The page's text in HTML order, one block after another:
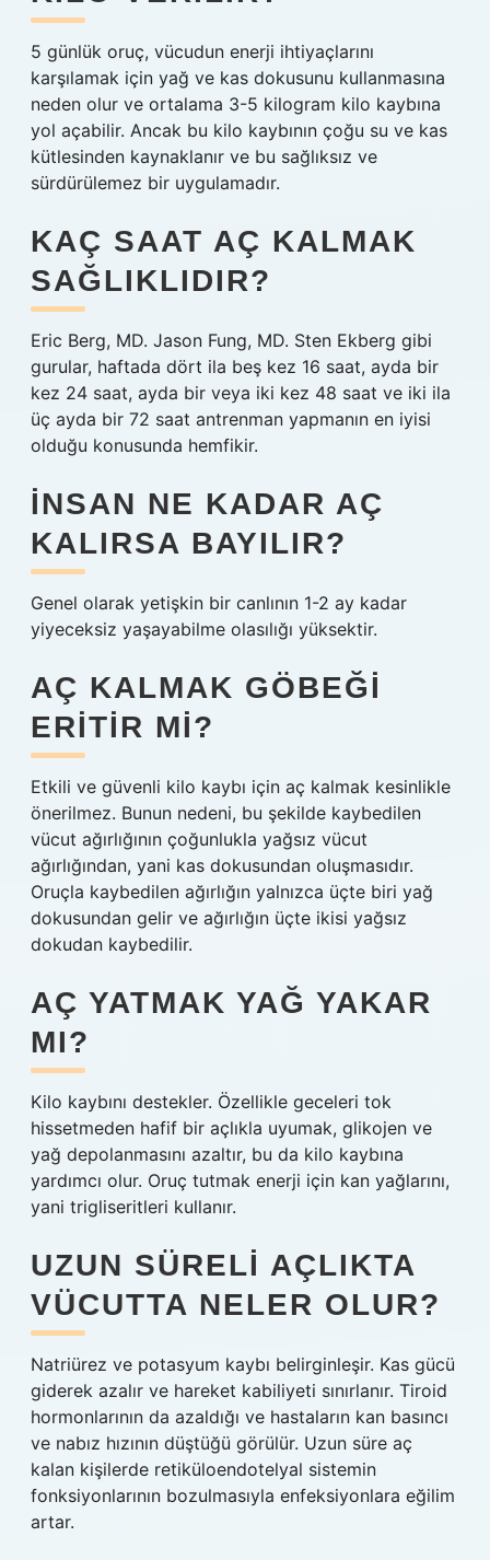
5 günlük oruç, vücudun enerji ihtiyaçlarını
karşılamak için yağ ve kas dokusunu kullanmasına
neden olur ve ortalama 3-5 kilogram kilo kaybına
yol açabilir. Ancak bu kilo kaybının çoğu su ve kas
kütlesinden kaynaklanır ve bu sağlıksız ve
sürdürülemez bir uygulamadır.
KAÇ SAAT AÇ KALMAK
SAĞLIKLIDIR?
Eric Berg, MD. Jason Fung, MD. Sten Ekberg gibi
gurular, haftada dört ila beş kez 16 saat, ayda bir
kez 24 saat, ayda bir veya iki kez 48 saat ve iki ila
üç ayda bir 72 saat antrenman yapmanın en iyisi
olduğu konusunda hemfikir.
İNSAN NE KADAR AÇ
KALIRSA BAYILIR?
Genel olarak yetişkin bir canlının 1-2 ay kadar
yiyeceksiz yaşayabilme olasılığı yüksektir.
AÇ KALMAK GÖBEĞI
ERITIR MI?
Etkili ve güvenli kilo kaybı için aç kalmak kesinlikle
önerilmez. Bunun nedeni, bu şekilde kaybedilen
vücut ağırlığının çoğunlukla yağsız vücut
ağırlığından, yani kas dokusundan oluşmasıdır.
Oruçla kaybedilen ağırlığın yalnızca üçte biri yağ
dokusundan gelir ve ağırlığın üçte ikisi yağsız
dokudan kaybedilir.
AÇ YATMAK YAĞ YAKAR
MI?
Kilo kaybını destekler. Özellikle geceleri tok
hissetmeden hafif bir açlıkla uyumak, glikojen ve
yağ depolanmasını azaltır, bu da kilo kaybına
yardımcı olur. Oruç tutmak enerji için kan yağlarını,
yani trigliseritleri kullanır.
UZUN SÜRELI AÇLIKTA
VÜCUTTA NELER OLUR?
Natriürez ve potasyum kaybı belirginleşir. Kas gücü
giderek azalır ve hareket kabiliyeti sınırlanır. Tiroid
hormonlarının da azaldığı ve hastaların kan basıncı
ve nabız hızının düştüğü görülür. Uzun süre aç
kalan kişilerde retiküloendotelyal sistemin
fonksiyonlarının bozulmasıyla enfeksiyonlara eğilim
artar.